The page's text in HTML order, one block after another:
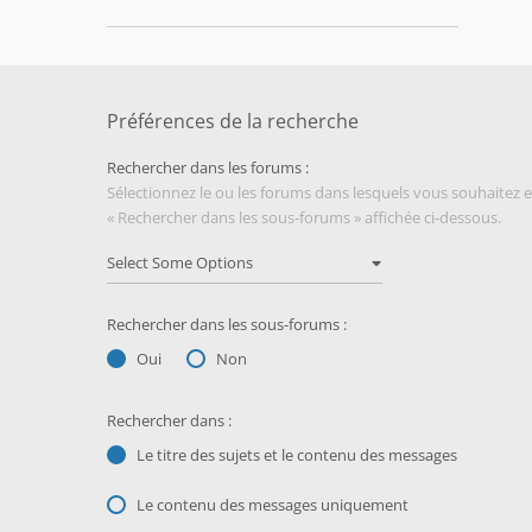
Préférences de la recherche
Rechercher dans les forums :
Sélectionnez le ou les forums dans lesquels vous
« Rechercher dans les sous-forums » affichée ci-dessous.
Rechercher dans les sous-forums :
Oui
Non
Rechercher dans :
Le titre des sujets et le contenu des messages
Le contenu des messages uniquement